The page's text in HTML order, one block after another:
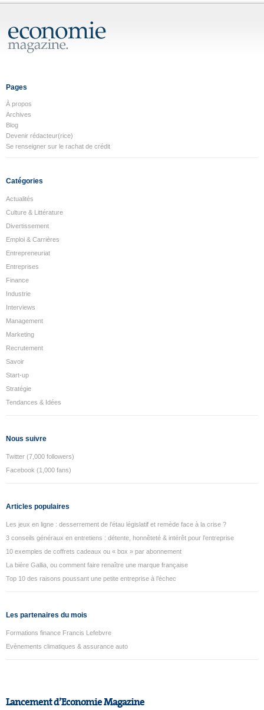
Pages
À propos
Archives
Blog
Devenir rédacteur(rice)
Se renseigner sur le rachat de crédit
Catégories
Actualités
Culture & Littérature
Divertissement
Emploi & Carrières
Entrepreneuriat
Entreprises
Finance
Industrie
Interviews
Management
Marketing
Recrutement
Savoir
Start-up
Stratégie
Tendances & Idées
Nous suivre
Twitter (7,000 followers)
Facebook (1,000 fans)
Articles populaires
Les jeux en ligne : desserrement de l’étau législatif et remède face à la crise ?
3 conseils généraux en entretiens : détente, honnêteté & intérêt pour l’entreprise
10 exemples de coffrets cadeaux ou « box » par abonnement
La bière Gallia, ou comment faire renaître une marque française
Top 10 des raisons poussant une petite entreprise à l’échec
Les partenaires du mois
Formations finance Francis Lefebvre
Evènements climatiques & assurance auto
Lancement d’Economie Magazine